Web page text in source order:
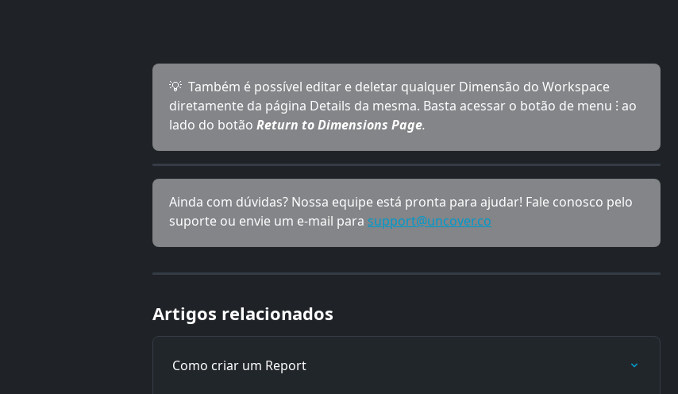
💡  Também é possível editar e deletar qualquer Dimensão do Workspace
diretamente da página Details da mesma. Basta acessar o botão de menu ⁝ ao
lado do botão Return to Dimensions Page.
Ainda com dúvidas? Nossa equipe está pronta para ajudar! Fale conosco pelo
suporte ou envie um e-mail para support@uncover.co
Artigos relacionados
Como criar um Report